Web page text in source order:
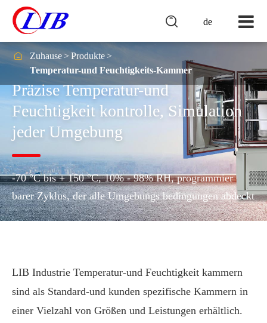
de

 Zuhause
Produkte
Temperatur-und Feuchtigkeits-Kammer
Präzise Temperatur-und
Feuchtigkeit kontrolle, Simulation
jeder Umgebung
-70 °C bis + 150 °C, 10% - 98% RH, programmier
barer Zyklus, der alle Umgebungs bedingungen abdeckt
LIB Industrie Temperatur-und Feuchtigkeit kammern
sind als Standard-und kunden spezifische Kammern in
einer Vielzahl von Größen und Leistungen erhältlich.